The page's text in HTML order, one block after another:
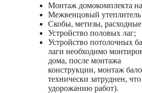
Монтаж домокомплекта
Межвенцовый
Скобы, метизы,
Устройство половых лаг;
Устройство потолочных
лаги необходимо
дома, после монтажа
конструкции, монтаж
технически затруднен,
удорожанию работ).